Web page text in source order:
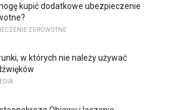
kupić dodatkowe ubezpieczenie
ZDROWOTNE
w których nie należy używać